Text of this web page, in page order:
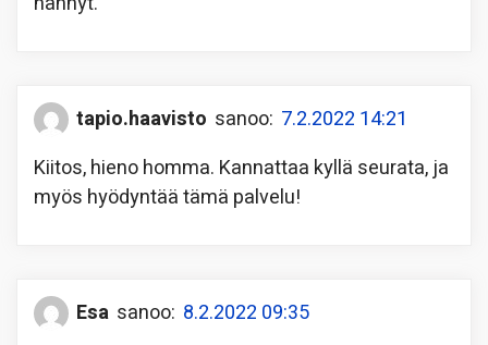
tapio.haavisto sanoo: 7.2.2022 14:21
Kiitos, hieno homma. Kannattaa kyllä seurata, ja
myös hyödyntää tämä palvelu!
Esa sanoo: 8.2.2022 09:35